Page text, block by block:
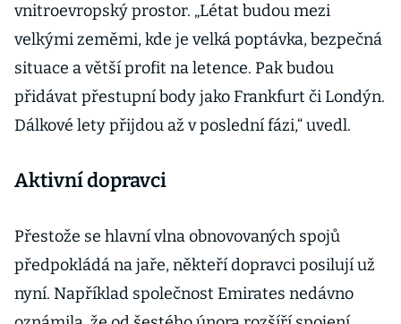
vnitroevropský prostor. „Létat budou mezi
velkými zeměmi, kde je velká poptávka, bezpečná
situace a větší profit na letence. Pak budou
přidávat přestupní body jako Frankfurt či Londýn.
Dálkové lety přijdou až v poslední fázi,“ uvedl.
Aktivní dopravci
Přestože se hlavní vlna obnovovaných spojů
předpokládá na jaře, někteří dopravci posilují už
nyní. Například společnost Emirates nedávno